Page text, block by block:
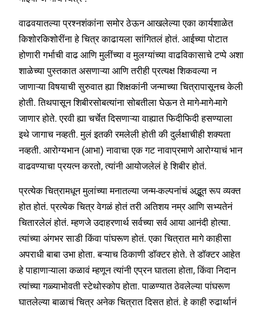
वाढवयातल्या प्रश्नशंकांना समोर ठेऊन आखलेल्या एका कार्यशाळेत
किशोरकिशोरींना हे चित्र काढायला सांगितलं होतं. आईच्या पोटात
होणारी गर्भाची वाढ आणि मुलींच्या व मुलग्यांच्या वाढविकासाचे टप्पे अशा
शाळेच्या पुस्तकात असणाऱ्या आणि तरीही प्रत्यक्ष शिकवल्या न
जाणाऱ्या विषयाची सुरुवात ह्या शिक्षकांनी जन्माच्या चित्रापासूनच केली
होती. तिथपासून शिबीरसोबत्यांना सोबतीला घेऊन ते मागे-मागे-मागे
जाणार होते. एरवी ह्या चर्चेत दिसणाऱ्या वाह्यात फिदीफिदी हसण्याला
इथे जागाच नव्हती. मुलं इतकी रमलेली होती की दुर्लक्षाचीही शक्यता
नव्हती. आरोग्यभान (आभा) नावाचा एक गट नावाप्रमाणे आरोग्याचं भान
वाढवण्याचा प्रयत्न करतो, त्यांनी आयोजलेलं हे शिबीर होतं.
प्रत्येक चित्रामधून मुलांच्या मनातल्या जन्म-कल्पनांचं अद्भूत रूप व्यक्त
होत होतं. प्रत्येक चित्र वेगळं होतं तरी अतिशय नम्र आणि सभ्यतेनं
चितारलेलं होतं. म्हणजे उदाहरणार्थ सर्वच्या सर्व आया आनंदी होत्या.
त्यांच्या अंगभर साडी किंवा पांघरूण होतं. एका चित्रात मागे काहीसा
अपराधी बाबा उभा होता. बऱ्याच ठिकाणी डॉक्टर होते. ते डॉक्टर आहेत
हे पाहाणाऱ्याला कळावं म्हणून त्यांनी एप्रन घातला होता, किंवा निदान
त्यांच्या गळ्याभोवती स्टेथोस्कोप होता. पाळण्यात ठेवलेल्या पांघरूण
घातलेल्या बाळाचं चित्र अनेक चित्रात दिसत होतं. हे काही रुढार्थानं